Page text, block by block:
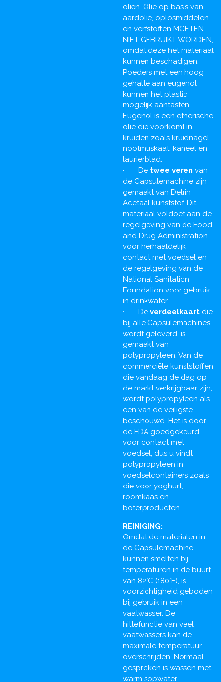
oliën. Olie op basis van
aardolie, oplosmiddelen
en verfstoffen MOETEN
NIET GEBRUIKT WORDEN,
omdat deze het materiaal
kunnen beschadigen.
Poeders met een hoog
gehalte aan eugenol
kunnen het plastic
mogelijk aantasten.
Eugenol is een etherische
olie die voorkomt in
kruiden zoals kruidnagel,
nootmuskaat, kaneel en
laurierblad.
· De twee veren van
de Capsulemachine zijn
gemaakt van Delrin
Acetaal kunststof. Dit
materiaal voldoet aan de
regelgeving van de Food
and Drug Administration
voor herhaaldelijk
contact met voedsel en
de regelgeving van de
National Sanitation
Foundation voor gebruik
in drinkwater.
· De verdeelkaart die
bij alle Capsulemachines
wordt geleverd, is
gemaakt van
polypropyleen. Van de
commerciële kunststoffen
die vandaag de dag op
de markt verkrijgbaar zijn,
wordt polypropyleen als
een van de veiligste
beschouwd. Het is door
de FDA goedgekeurd
voor contact met
voedsel, dus u vindt
polypropyleen in
voedselcontainers zoals
die voor yoghurt,
roomkaas en
boterproducten.
REINIGING:
Omdat de materialen in
de Capsulemachine
kunnen smelten bij
temperaturen in de buurt
van 82°C (180°F), is
voorzichtigheid geboden
bij gebruik in een
vaatwasser. De
hittefunctie van veel
vaatwassers kan de
maximale temperatuur
overschrijden. Normaal
gesproken is wassen met
warm sopwater